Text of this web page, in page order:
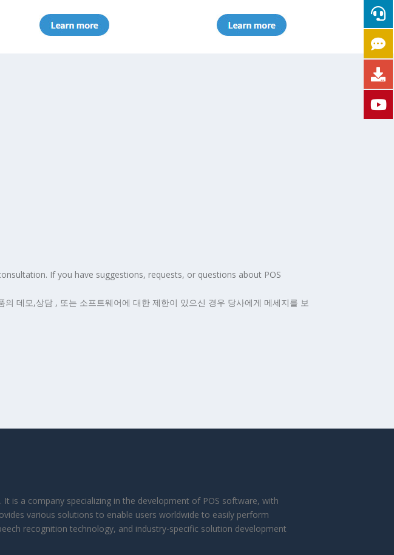
If you have suggestions, requests, or questions about POS
데모,상담 , 또는 소프트웨어에 대한 제한이 있으신 경우 당사에게 메세지를 보
is a company specializing in the development of POS software, with
various solutions to enable users worldwide to easily perform
recognition technology, and industry-specific solution development